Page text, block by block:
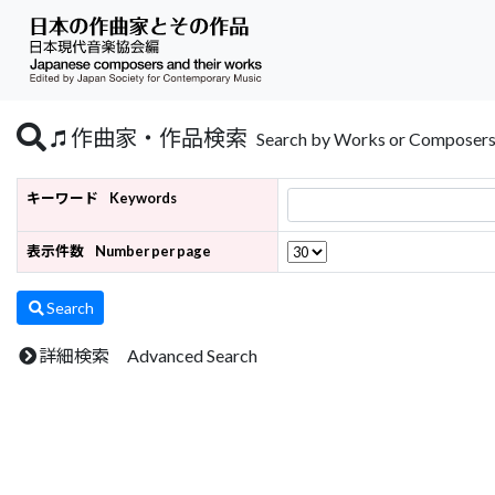
作曲家・作品検索 Search by Works or Composers
キーワード Keywords
表示件数 Number per page
Search
詳細検索 Advanced Search